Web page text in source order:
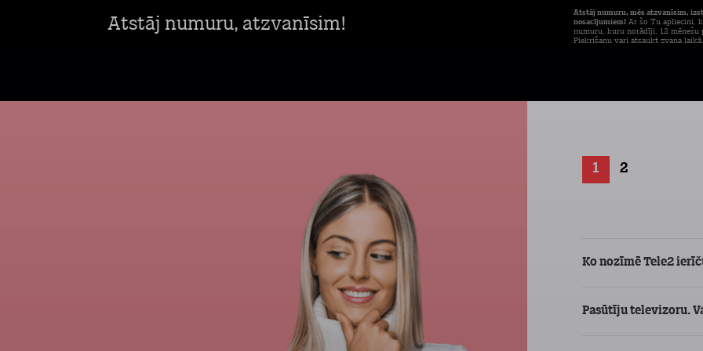
Atstāj numuru, atzvanīsim!
Atstāj numuru, mēs atzvanīsim,
nosacījumiem! Ar šo Tu apliecini,
numuru, kuru norādīji, 12 mēnešu
Piekrišanu vari atsaukt zvana
1 2
Ko nozīmē Tele2
Pasūtīju televizoru.